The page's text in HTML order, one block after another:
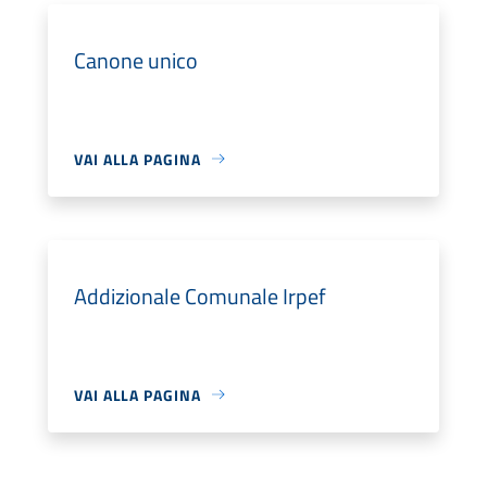
Canone unico
VAI ALLA PAGINA
Addizionale Comunale Irpef
VAI ALLA PAGINA